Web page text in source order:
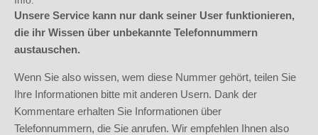
Unsere Service kann nur dank seiner User funktionieren,
die ihr Wissen über unbekannte Telefonnummern
austauschen.
Wenn Sie also wissen, wem diese Nummer gehört, teilen Sie
Ihre Informationen bitte mit anderen Usern. Dank der
Kommentare erhalten Sie Informationen über
Telefonnummern, die Sie anrufen. Wir empfehlen Ihnen also